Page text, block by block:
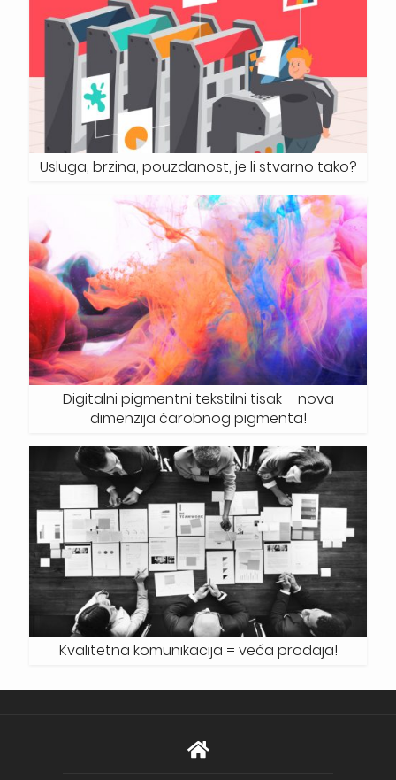
Usluga, brzina, pouzdanost, je li stvarno tako?
Digitalni pigmentni tekstilni tisak – nova
dimenzija čarobnog pigmenta!
Kvalitetna komunikacija = veća prodaja!